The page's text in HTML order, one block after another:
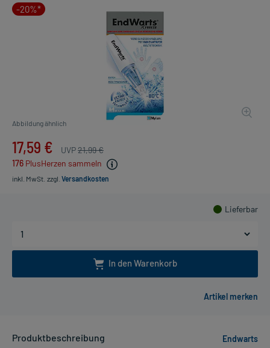
-20%*
Abbildung ähnlich
17,59 € UVP21,99 €
176 PlusHerzen sammeln
inkl. MwSt. zzgl. Versandkosten
Lieferbar
In den Warenkorb
Produktbeschreibung
Endwarts